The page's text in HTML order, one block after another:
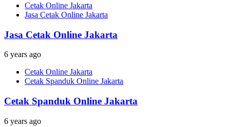
Cetak Online Jakarta
Jasa Cetak Online Jakarta
Jasa Cetak Online Jakarta
6 years ago
Cetak Online Jakarta
Cetak Spanduk Online Jakarta
Cetak Spanduk Online Jakarta
6 years ago